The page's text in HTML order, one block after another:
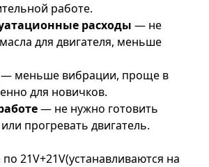
работе.
расходы — не
для двигателя, меньше
— меньше вибрации, проще в
для новичков.
— не нужно готовить
прогревать двигатель.
21V+21V(устанавливаются на